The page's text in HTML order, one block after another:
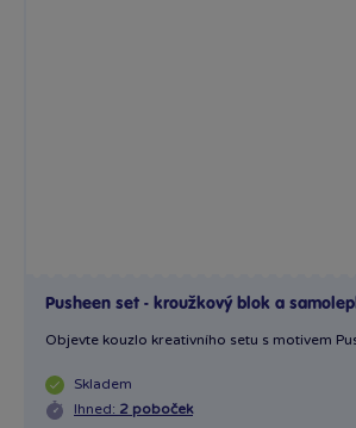
Pusheen set - kroužkový blok a
Objevte kouzlo kreativního setu s motivem
Skladem
Ihned: 2 poboček